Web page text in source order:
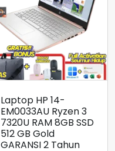
Laptop HP 14-
EM0033AU Ryzen 3
7320U RAM 8GB SSD
512 GB Gold
GARANSI 2 Tahun